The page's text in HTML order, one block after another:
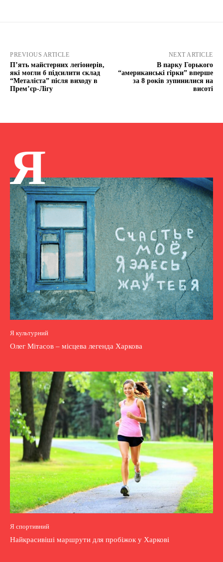
PREVIOUS ARTICLE
П’ять майстерних легіонерів,
які могли б підсилити склад
“Металіста” після виходу в
Прем’єр-Лігу
NEXT ARTICLE
В парку Горького
“американські гірки” вперше
за 8 років зупинилися на
висоті
Я
Я культурний
Олег Мітасов – місцева легенда Харкова
Я спортивний
Найкрасивіші маршрути для пробіжок у Харкові